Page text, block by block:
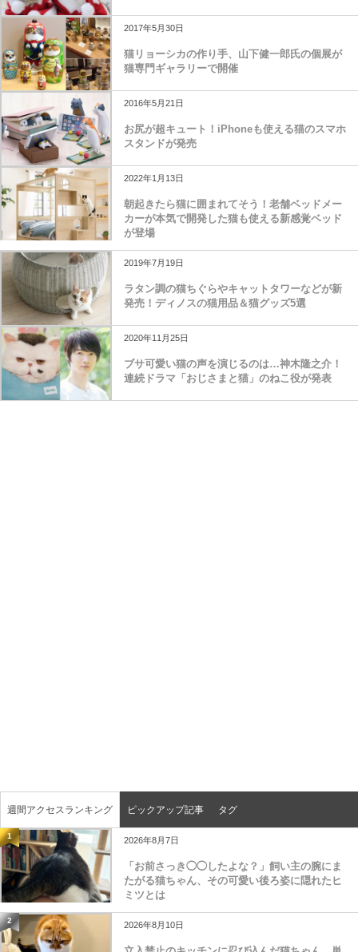
2017年5月30日
猫リョーシカの作り手、山下健一郎氏の個展が
猫専門ギャラリーで開催
2016年5月21日
お尻が超キュート！iPhoneも使える猫のスマホ
スタンドが発売
2022年1月13日
朝起きたら猫に囲まれてそう！老舗ベッドメー
カーが本気で開発した猫も使える新感覚ベッド
が登場
2019年7月19日
ラタン調の猫ちぐらやキャットタワーなどが新
発売！ディノスの猫用品＆猫グッズ5選
2020年11月25日
ブサ可愛い猫の声を演じるのは…神木隆之介！
連続ドラマ「おじさまと猫」のねこ役が発表
週間アクセスランキング ピックアップ記事 タグ
1 2026年8月7日
「お前さっき◯◯したよな？」飼い主の腕にま
たがる猫ちゃん、その可愛い後ろ姿に隠れたヒ
ミツとは
2 2026年8月10日